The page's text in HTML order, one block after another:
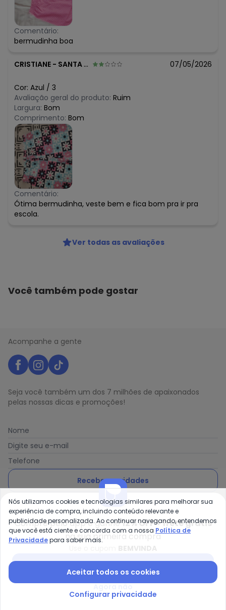
Comentário:
bermudinha boa
CRISTIANE - SANTA TERESA - ES 07/05/2026
Cor: Azul / 3
Avaliação geral do produto: Ruim
Largura: Bom
Comprimento: Bom
Comentário:
Ótima bermudinha, veste bem e fica bom pra ir pra
escola.
Ver todas as avaliações
Você também pode gostar
Acompanhe a gente
Seja você também um dos 7 milhões de apaixonados
pelas nossas dicas e promoções!
Nome
Digite seu e-mail
Telefone
Receber novidades
Ao enviar o cadastro, você concorda com a nossa Política
de Privacidade
Posthaus é uma marca da Posthaus Ltda / CNPJ:
80.462.138/0001-41
Endereço: Rua Werner Duwe, 202 Bairro Badenfurt -
89.070-700 - Blumenau/SC
Compre pelo app e ganhe12% OFF + frete grátis
na sua primeira compra
Nós utilizamos cookies e tecnologias similares para melhorar sua
experiência de compra, incluindo conteúdo relevante e
publicidade personalizada. Ao continuar navegando, entendemos
que você está ciente e concorda com a nossa Política de
Privacidadepara saber mais.
Aceitar todos os cookies
Configurar privacidade